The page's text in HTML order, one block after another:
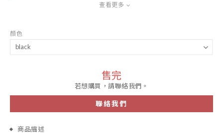
查看更多
顏色
售完
若想購買，請聯絡我們。
聯絡我們
商品描述